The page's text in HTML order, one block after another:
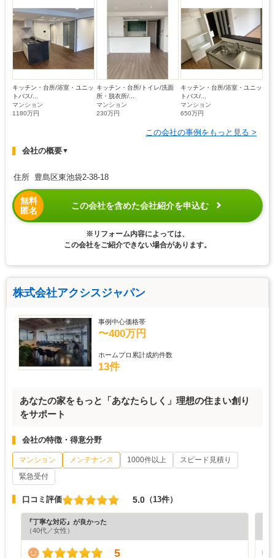
キッチン・台所/浴室・ユニッ
トバス/...
マンション
1180万円
キッチン・台所/トイレ/洗面
所・脱衣所/...
マンション
230万円
キッチン・台所/浴室・ユニッ
トバス/...
マンション
650万円
この会社の事例をもっと見る >
会社の概要▼
住所 豊島区東池袋2-38-18
無料
匿名
この会社を含めた会社紹介を申込む
※リフォーム内容によっては、
この会社をご紹介できない場合があります。
株式会社アクシスジャパン
事例中心価格帯
〜400万円
ホームプロ累計成約件数
13件
あなたの家をもっと「あなたらしく」理想の住まい創り
をサポート
会社の特徴・得意分野
マンション メンテナンス 1000件以上
スピード見積り
緊急受付
口コミ評価 5.0 （13件）
『丁寧な対応』が良かった
（40代／女性）
5